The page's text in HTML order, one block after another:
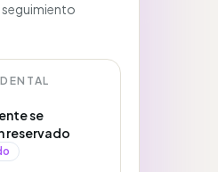
seguimiento
se
reservado